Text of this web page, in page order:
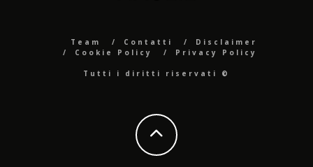
Team Contatti
Disclaimer
Cookie Policy
Privacy Policy
Tutti i diritti riservati ©